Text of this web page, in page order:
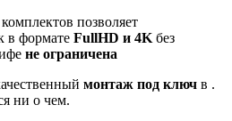
позволяет
в формате FullHD и 4K без
не ограничена
монтаж под ключ в .
ни о чем.